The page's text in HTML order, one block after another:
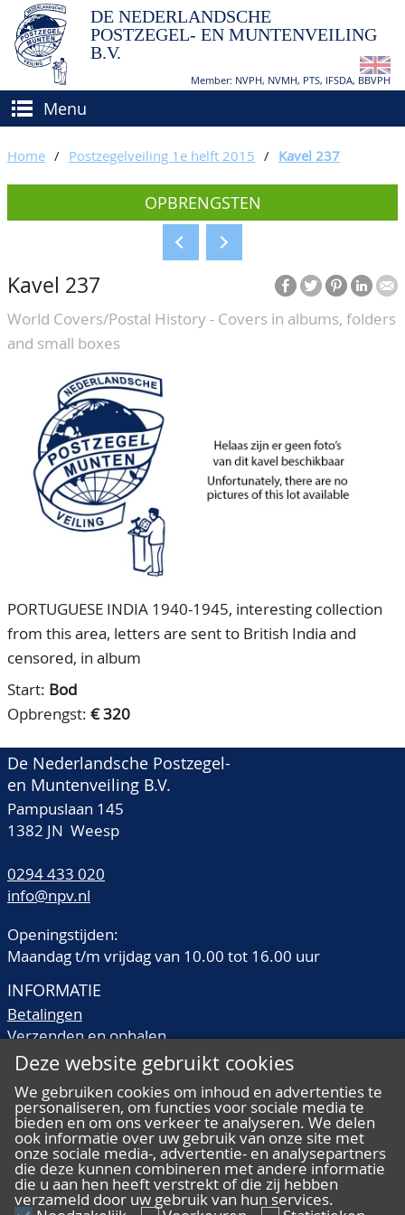
DE NEDERLANDSCHE
POSTZEGEL- EN MUNTENVEILING
B.V.
Member: NVPH, NVMH, PTS, IFSDA, BBVPH
Menu
(VER)KOPEN
Hoe verkopen?
Voorwaarden
BIEDEN
CATALOGI/OPBRENGSTEN
KEURINGSDIENST
OVER ONS
Ons Team
80 jarig bestaan
CONTACT
ACCOUNT
Home / Postzegelveiling 1e helft 2015 / Kavel 237
OPBRENGSTEN
Kavel 237
World Covers/Postal History - Covers in albums, folders
and small boxes
PORTUGUESE INDIA 1940-1945, interesting collection
from this area, letters are sent to British India and
censored, in album
Start: Bod
Opbrengst: € 320
De Nederlandsche Postzegel-
en Muntenveiling B.V.
Pampuslaan 145
1382 JN Weesp
0294 433 020
info@npv.nl
Openingstijden:
Maandag t/m vrijdag van 10.00 tot 16.00 uur
INFORMATIE
Betalingen
Verzenden en ophalen
Veilingtermen
Kwaliteitsomschrijvingen
Veelgestelde vragen
ALGEMEEN
Deze website gebruikt cookies
We gebruiken cookies om inhoud en advertenties te
personaliseren, om functies voor sociale media te
bieden en om ons verkeer te analyseren. We delen
ook informatie over uw gebruik van onze site met
onze sociale media-, advertentie- en analysepartners
die deze kunnen combineren met andere informatie
die u aan hen heeft verstrekt of die zij hebben
verzameld door uw gebruik van hun services.